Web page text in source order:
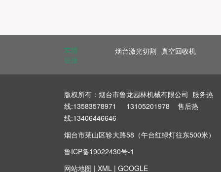
友情
链接
烟台激光切割 真空回收机
版权所有：烟台市鲁龙园林机械有限公司 服务热
线:13583578971 13105201978 售后热
线:13406446646
烟台市莱山区轸大路58（午台红绿灯往东500米）
鲁ICP备19022430号-1
网站地图 | XML | GOOGLE